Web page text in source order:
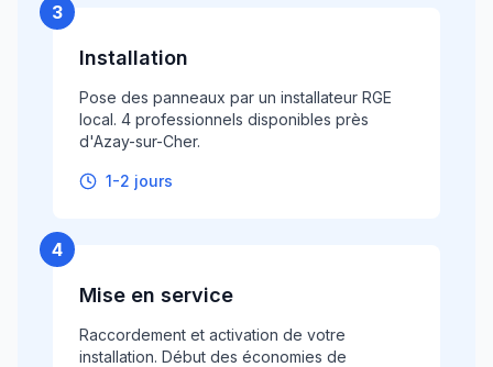
3
Installation
Pose des panneaux par un installateur RGE
local. 4 professionnels disponibles près
d'Azay-sur-Cher.
1-2 jours
4
Mise en service
Raccordement et activation de votre
installation. Début des économies de